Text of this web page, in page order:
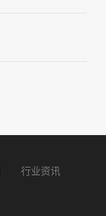
行业资讯